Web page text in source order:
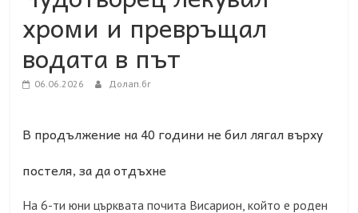
хроми и превръщал
водата в път
06.06.2026 Долап.бг
В продължение на 40 години не бил лягал върху
постеля, за да отдъхне
На 6-ти юни църквата почита Висарион, който е роден